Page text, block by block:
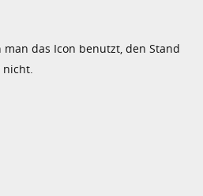
das Icon benutzt, den Stand
nicht.